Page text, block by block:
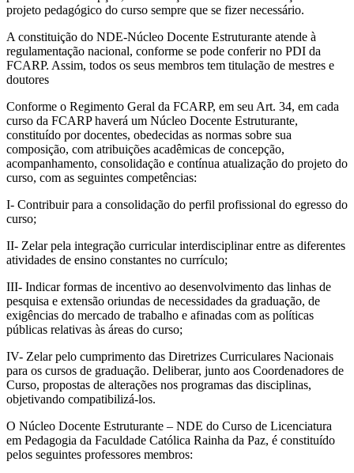
projeto pedagógico do curso sempre que se fizer necessário.
A constituição do NDE-Núcleo Docente Estruturante atende à
regulamentação nacional, conforme se pode conferir no PDI da
FCARP. Assim, todos os seus membros tem titulação de mestres e
doutores
Conforme o Regimento Geral da FCARP, em seu Art. 34, em cada
curso da FCARP haverá um Núcleo Docente Estruturante,
constituído por docentes, obedecidas as normas sobre sua
composição, com atribuições acadêmicas de concepção,
acompanhamento, consolidação e contínua atualização do projeto do
curso, com as seguintes competências:
I- Contribuir para a consolidação do perfil profissional do egresso do
curso;
II- Zelar pela integração curricular interdisciplinar entre as diferentes
atividades de ensino constantes no currículo;
III- Indicar formas de incentivo ao desenvolvimento das linhas de
pesquisa e extensão oriundas de necessidades da graduação, de
exigências do mercado de trabalho e afinadas com as políticas
públicas relativas às áreas do curso;
IV- Zelar pelo cumprimento das Diretrizes Curriculares Nacionais
para os cursos de graduação. Deliberar, junto aos Coordenadores de
Curso, propostas de alterações nos programas das disciplinas,
objetivando compatibilizá-los.
O Núcleo Docente Estruturante – NDE do Curso de Licenciatura
em Pedagogia da Faculdade Católica Rainha da Paz, é constituído
pelos seguintes professores membros: